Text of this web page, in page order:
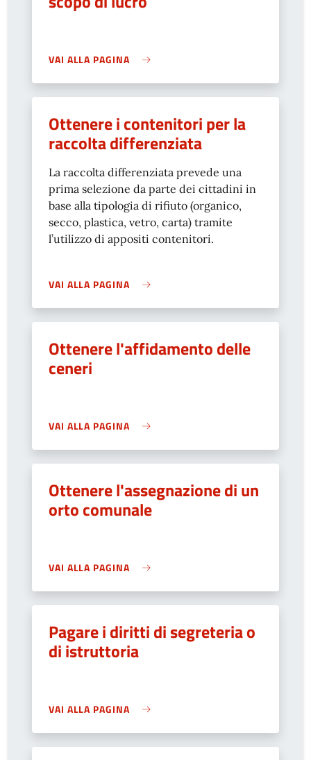
VAI ALLA PAGINA
Ottenere i contenitori per la
raccolta differenziata
La raccolta differenziata prevede una
prima selezione da parte dei cittadini in
base alla tipologia di rifiuto (organico,
secco, plastica, vetro, carta) tramite
l’utilizzo di appositi contenitori.
VAI ALLA PAGINA
Ottenere l'affidamento delle
ceneri
VAI ALLA PAGINA
Ottenere l'assegnazione di un
orto comunale
VAI ALLA PAGINA
Pagare i diritti di segreteria o
di istruttoria
VAI ALLA PAGINA